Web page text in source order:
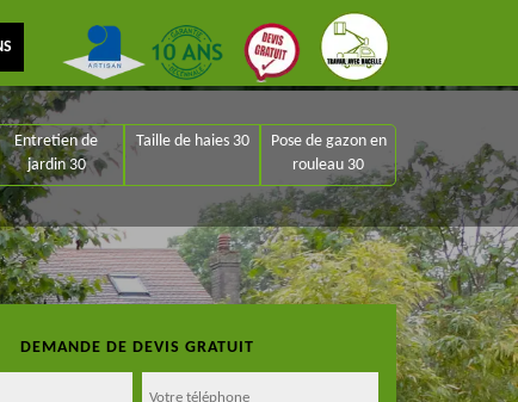
Entretien de
jardin 30
Taille de haies 30
Pose de gazon en
rouleau 30
DEMANDE DE DEVIS GRATUIT